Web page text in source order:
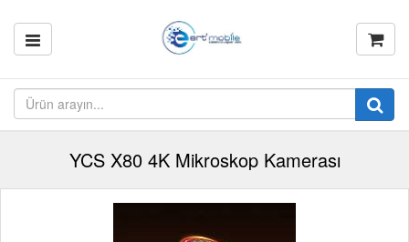
YCS X80 4K Mikroskop Kamerası